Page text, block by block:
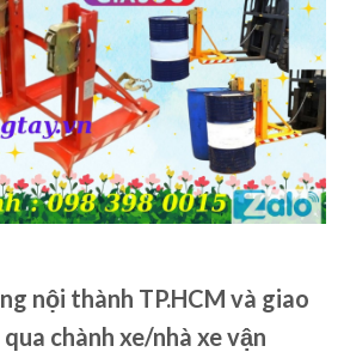
nội thành TP.HCM và giao
chành xe/nhà xe vận